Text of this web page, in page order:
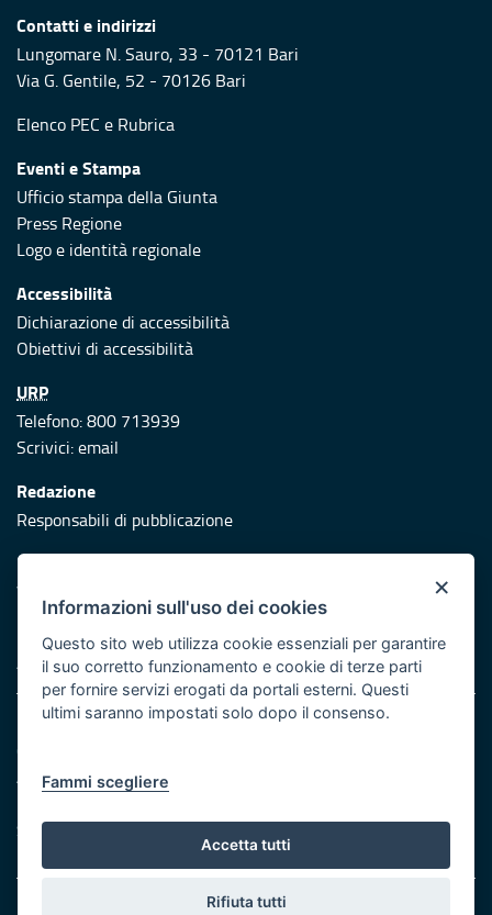
Contatti e indirizzi
Lungomare N. Sauro, 33 - 70121 Bari
Via G. Gentile, 52 - 70126 Bari
Elenco PEC e Rubrica
Eventi e Stampa
Ufficio stampa della Giunta
Press Regione
Logo e identità regionale
Accessibilità
Dichiarazione di accessibilità
Obiettivi di accessibilità
URP
Telefono: 800 713939
Scrivici:email
Redazione
Responsabili di pubblicazione
Protezione civile
Vai al sito di Protezione Civile Puglia
Iniziativa finanziata con risorse del POR Puglia 2014/2020 -
Asse XI
Note legali
Cookie e privacy
Atti di notifica
Servizi Intranet
© Regione Puglia
×
Informazioni sull'uso dei cookies
Questo sito web utilizza cookie essenziali per garantire
il suo corretto funzionamento e cookie di terze parti
per fornire servizi erogati da portali esterni. Questi
ultimi saranno impostati solo dopo il consenso.
Fammi scegliere
Accetta tutti
Rifiuta tutti